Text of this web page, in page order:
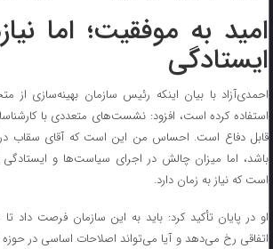
امید به موفقیت؛ اما
ایستادگی
احمدی‌آزاد با بیان اینکه رئیس سازمان بهینه‌سازی
استفاده کرده است، افزود: نشست‌های متعددی با
قابل دفاع است. احساس من این است که آقای سقاب در
باشد، اما میزان چالش در اجرای سیاست‌ها و ایستادگی
است که نیاز به زمان دارد.
او در پایان تأکید کرد: باید به این سازمان فرصت
اتفاقی رخ می‌دهد و آیا می‌تواند اصلاحات اساسی در حوزه